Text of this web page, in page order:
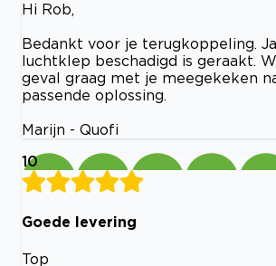
Hi Rob,
Bedankt voor je terugkoppeling.
luchtklep beschadigd is geraakt.
geval graag met je meegekeken
passende oplossing.
Marijn - Quofi
10
Goede levering
Top